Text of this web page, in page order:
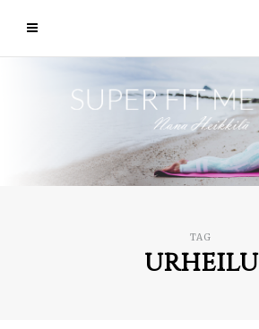
TAG
urheilu